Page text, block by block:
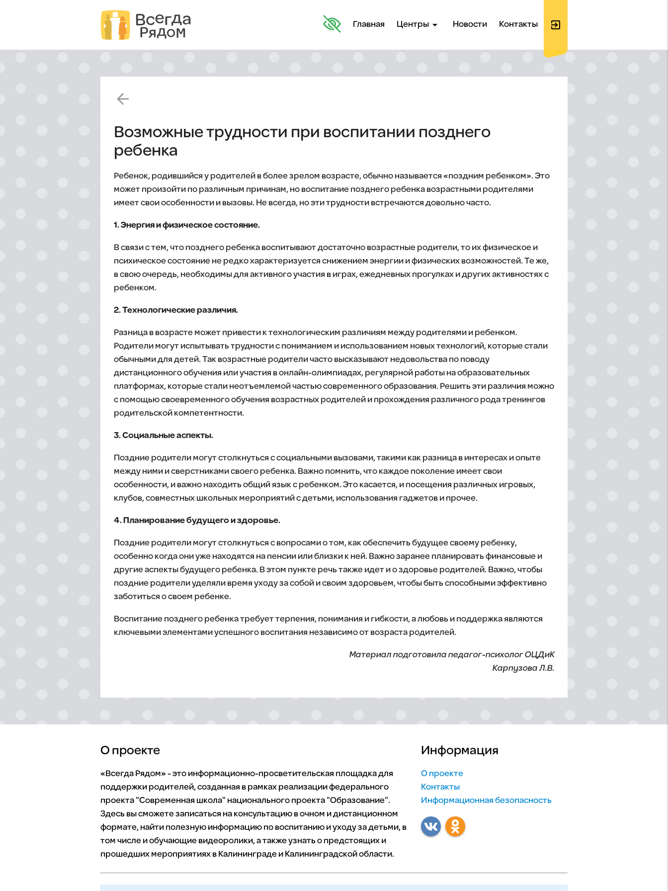
Главная Центры arrow_drop_down Новости Контакты exit_to_app
сайт
arrow_back
Возможные трудности при воспитании позднего
ребенка
Ребенок, родившийся у родителей в более зрелом возрасте, обычно называется «поздним ребенком». Это
может произойти по различным причинам, но воспитание позднего ребенка возрастными родителями
имеет свои особенности и вызовы. Не всегда, но эти трудности встречаются довольно часто.
1. Энергия и физическое состояние.
В связи с тем, что позднего ребенка воспитывают достаточно возрастные родители, то их физическое и
психическое состояние не редко характеризуется снижением энергии и физических возможностей. Те же,
в свою очередь, необходимы для активного участия в играх, ежедневных прогулках и других активностях с
ребенком.
2. Технологические различия.
Разница в возрасте может привести к технологическим различиям между родителями и ребенком.
Родители могут испытывать трудности с пониманием и использованием новых технологий, которые стали
обычными для детей. Так возрастные родители часто высказывают недовольства по поводу
дистанционного обучения или участия в онлайн-олимпиадах, регулярной работы на образовательных
платформах, которые стали неотъемлемой частью современного образования. Решить эти различия можно
с помощью своевременного обучения возрастных родителей и прохождения различного рода тренингов
родительской компетентности.
3. Социальные аспекты.
Поздние родители могут столкнуться с социальными вызовами, такими как разница в интересах и опыте
между ними и сверстниками своего ребенка. Важно помнить, что каждое поколение имеет свои
особенности, и важно находить общий язык с ребенком. Это касается, и посещения различных игровых,
клубов, совместных школьных мероприятий с детьми, использования гаджетов и прочее.
4. Планирование будущего и здоровье.
Поздние родители могут столкнуться с вопросами о том, как обеспечить будущее своему ребенку,
особенно когда они уже находятся на пенсии или близки к ней. Важно заранее планировать финансовые и
другие аспекты будущего ребенка. В этом пункте речь также идет и о здоровье родителей. Важно, чтобы
поздние родители уделяли время уходу за собой и своим здоровьем, чтобы быть способными эффективно
заботиться о своем ребенке.
Воспитание позднего ребенка требует терпения, понимания и гибкости, а любовь и поддержка являются
ключевыми элементами успешного воспитания независимо от возраста родителей.
Материал подготовила педагог-психолог ОЦДиК
Карпузова Л.В.
О проекте
«Всегда Рядом» - это информационно-просветительская площадка для
поддержки родителей, созданная в рамках реализации федерального
проекта "Современная школа" национального проекта "Образование".
Здесь вы сможете записаться на консультацию в очном и дистанционном
формате, найти полезную информацию по воспитанию и уходу за детьми, в
том числе и обучающие видеоролики, а также узнать о предстоящих и
прошедших мероприятиях в Калининграде и Калининградской области.
Информация
О проекте
Контакты
Информационная безопасность